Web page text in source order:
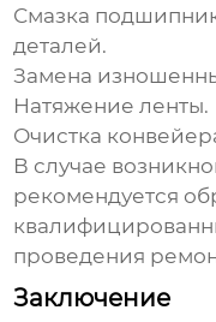
Смазка
деталей.
Замена
Натяжение ленты.
Очистка
В случае
рекомендуется
проведения
Заключение